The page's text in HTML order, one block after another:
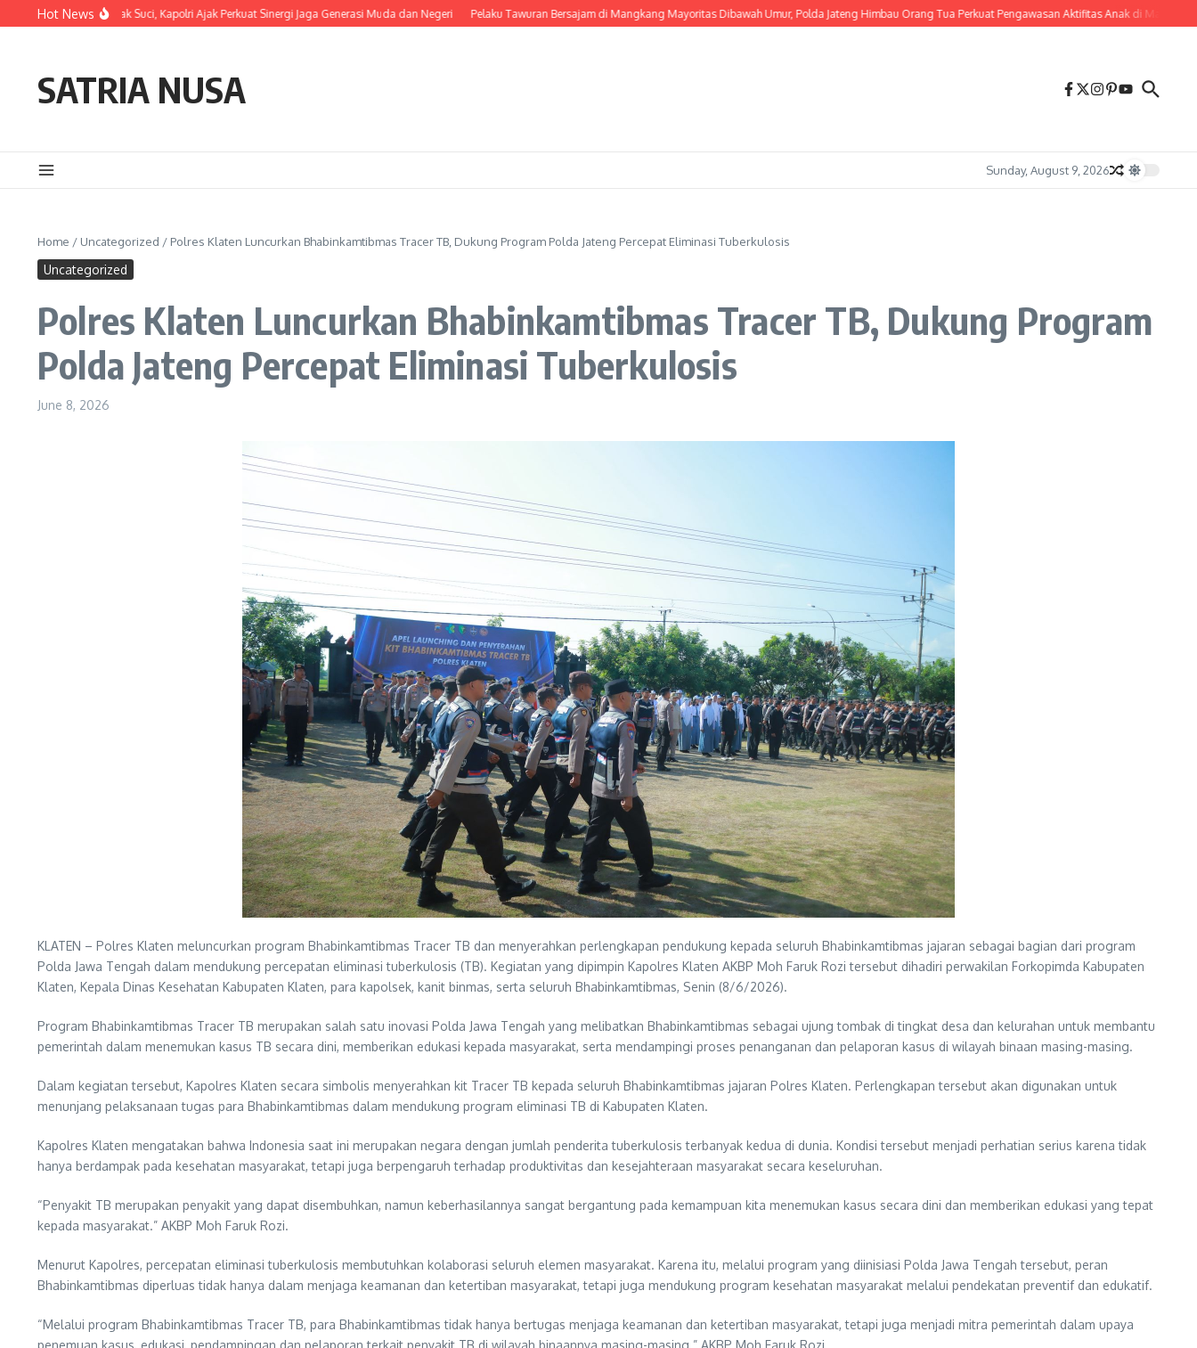
Skip to content
Hot News
Tapak Suci, Kapolri Ajak Perkuat Sinergi Jaga Generasi Muda dan Negeri Pelaku Tawuran Bersajam di Mangkang Mayoritas Dibawah Umur, Polda Jateng Himbau Orang Tua Perkuat Pengawasan Aktifitas Anak di Malam Hari
SATRIA NUSA
Sunday, August 9, 2026
Home / Uncategorized / Polres Klaten Luncurkan Bhabinkamtibmas Tracer TB, Dukung Program Polda Jateng Percepat Eliminasi Tuberkulosis
Uncategorized
Polres Klaten Luncurkan Bhabinkamtibmas Tracer TB, Dukung Program
Polda Jateng Percepat Eliminasi Tuberkulosis
June 8, 2026
KLATEN – Polres Klaten meluncurkan program Bhabinkamtibmas Tracer TB dan menyerahkan perlengkapan pendukung kepada seluruh Bhabinkamtibmas jajaran sebagai bagian dari program
Polda Jawa Tengah dalam mendukung percepatan eliminasi tuberkulosis (TB). Kegiatan yang dipimpin Kapolres Klaten AKBP Moh Faruk Rozi tersebut dihadiri perwakilan Forkopimda Kabupaten
Klaten, Kepala Dinas Kesehatan Kabupaten Klaten, para kapolsek, kanit binmas, serta seluruh Bhabinkamtibmas, Senin (8/6/2026).
Program Bhabinkamtibmas Tracer TB merupakan salah satu inovasi Polda Jawa Tengah yang melibatkan Bhabinkamtibmas sebagai ujung tombak di tingkat desa dan kelurahan untuk membantu
pemerintah dalam menemukan kasus TB secara dini, memberikan edukasi kepada masyarakat, serta mendampingi proses penanganan dan pelaporan kasus di wilayah binaan masing-masing.
Dalam kegiatan tersebut, Kapolres Klaten secara simbolis menyerahkan kit Tracer TB kepada seluruh Bhabinkamtibmas jajaran Polres Klaten. Perlengkapan tersebut akan digunakan untuk
menunjang pelaksanaan tugas para Bhabinkamtibmas dalam mendukung program eliminasi TB di Kabupaten Klaten.
Kapolres Klaten mengatakan bahwa Indonesia saat ini merupakan negara dengan jumlah penderita tuberkulosis terbanyak kedua di dunia. Kondisi tersebut menjadi perhatian serius karena tidak
hanya berdampak pada kesehatan masyarakat, tetapi juga berpengaruh terhadap produktivitas dan kesejahteraan masyarakat secara keseluruhan.
“Penyakit TB merupakan penyakit yang dapat disembuhkan, namun keberhasilannya sangat bergantung pada kemampuan kita menemukan kasus secara dini dan memberikan edukasi yang tepat
kepada masyarakat.” AKBP Moh Faruk Rozi.
Menurut Kapolres, percepatan eliminasi tuberkulosis membutuhkan kolaborasi seluruh elemen masyarakat. Karena itu, melalui program yang diinisiasi Polda Jawa Tengah tersebut, peran
Bhabinkamtibmas diperluas tidak hanya dalam menjaga keamanan dan ketertiban masyarakat, tetapi juga mendukung program kesehatan masyarakat melalui pendekatan preventif dan edukatif.
“Melalui program Bhabinkamtibmas Tracer TB, para Bhabinkamtibmas tidak hanya bertugas menjaga keamanan dan ketertiban masyarakat, tetapi juga menjadi mitra pemerintah dalam upaya
penemuan kasus, edukasi, pendampingan dan pelaporan terkait penyakit TB di wilayah binaannya masing-masing.” AKBP Moh Faruk Rozi.